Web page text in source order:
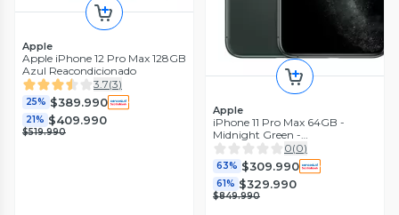
Apple
Apple iPhone 12 Pro Max 128GB
Azul Reacondicionado
3.7(3)
25% $389.990
21% $409.990
$519.990
Apple
iPhone 11 Pro Max 64GB -
Midnight Green -
Reacondicionado
0(0)
63% $309.990
61% $329.990
$849.990